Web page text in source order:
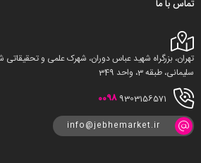
تماس با ما
تهران، بزرگراه شهید عباس دوران، شهرک علمی و
سلیمانی، طبقه 3، واحد 349
0098 9303156571
info@jebhemarket.ir